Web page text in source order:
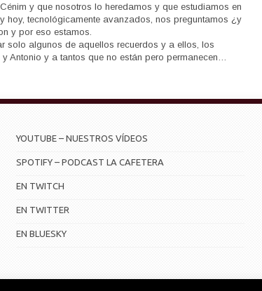
y que nosotros lo heredamos y que estudiamos en
hoy, tecnológicamente avanzados, nos preguntamos ¿y
y por eso estamos.
solo algunos de aquellos recuerdos y a ellos, los
Antonio y a tantos que no están pero permanecen…
YOUTUBE – NUESTROS VÍDEOS
SPOTIFY – PODCAST LA CAFETERA
EN TWITCH
EN TWITTER
EN BLUESKY